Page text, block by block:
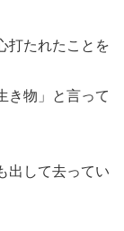
打たれたことを
き物」と言って
出して去ってい